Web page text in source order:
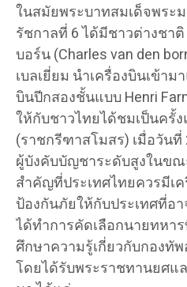
ในสมัยพระบาทสมเด็จพระ
รัชกาลที่ 6 ได้มีชาวต่างชา
บอร์น (Charles van den
เบลเยี่ยม นำเครื่องบินเข้า
บินปีกสองชั้นแบบ Henri
ให้กับชาวไทยได้ชมเป็นครั้
(ราชกรีฑาสโมสร) เมื่อวัน
ผู้บังคับบัญชาระดับสูงในขณ
สำคัญที่ประเทศไทยควรมีเค
ป้องกันภัยให้กับประเทศที่อ
ได้ทำการคัดเลือกนายทห
ศึกษาความรู้เกี่ยวกับกองทั
โดยได้รับพระราชทานยศแ